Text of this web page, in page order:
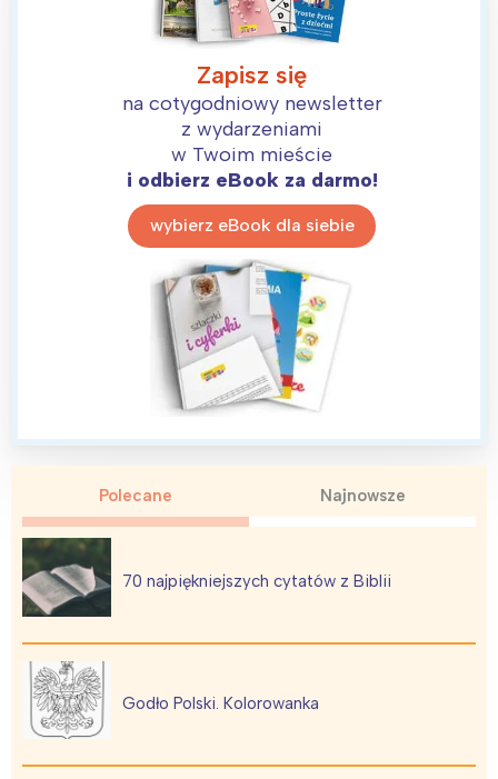
Zapisz się
na cotygodniowy newsletter
z wydarzeniami
w Twoim mieście
i odbierz eBook za darmo!
wybierz eBook dla siebie
Polecane Najnowsze
70 najpiękniejszych cytatów z Biblii
Godło Polski. Kolorowanka